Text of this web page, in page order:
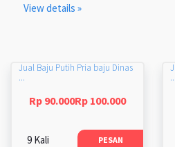
View details »
Jual Baju Putih Pria baju Dinas
...
Rp 90.000Rp 100.000
9 Kali PESAN
...